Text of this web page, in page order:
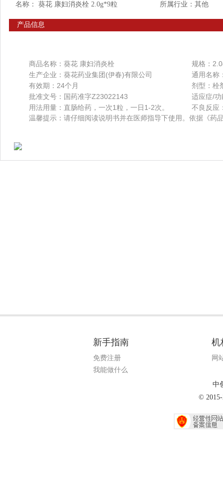
名称： 葵花 康妇消炎栓 2.0g*9粒 所属行业：其他
产品信息
商品名称：葵花 康妇消炎栓
规格：
生产企业：葵花药业集团(伊春)有限公司
通用名称
温馨提示：请仔细阅读说明书并在医师指导下使用。依据《药
有效期：24个月
剂型：栓
批准文号：国药准字Z23022143
用法用量：直肠给药，一次1粒，一日1-2次。
不良反应
新手指南
免费注册
我能做什么
机
网
中
©